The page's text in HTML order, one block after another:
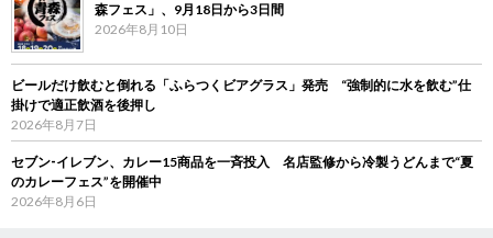
森フェス」、9月18日から3日間
2026年8月10日
ビールだけ飲むと倒れる「ふらつくビアグラス」発売 “強制的に水を飲む”仕
掛けで適正飲酒を後押し
2026年8月7日
セブン‐イレブン、カレー15商品を一斉投入 名店監修から冷製うどんまで“夏
のカレーフェス”を開催中
2026年8月6日